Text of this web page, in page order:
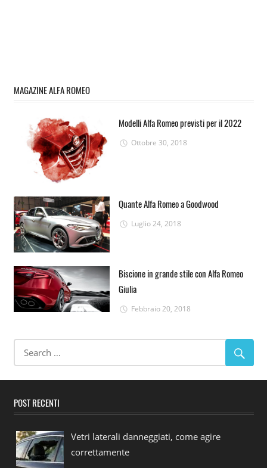
MAGAZINE ALFA ROMEO
Modelli Alfa Romeo previsti per il 2022
Ottobre 30, 2018
Quante Alfa Romeo a Goodwood
Luglio 24, 2018
Biscione in grande stile con Alfa Romeo
Giulia
Febbraio 20, 2018
POST RECENTI
Vetri laterali danneggiati, come agire
correttamente